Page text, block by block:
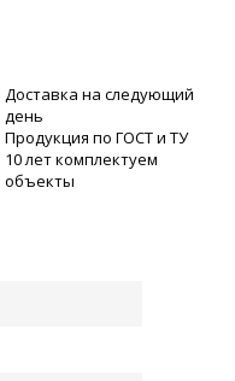
Доставка на следующий
день
Продукция по ГОСТ и ТУ
10 лет комплектуем
объекты